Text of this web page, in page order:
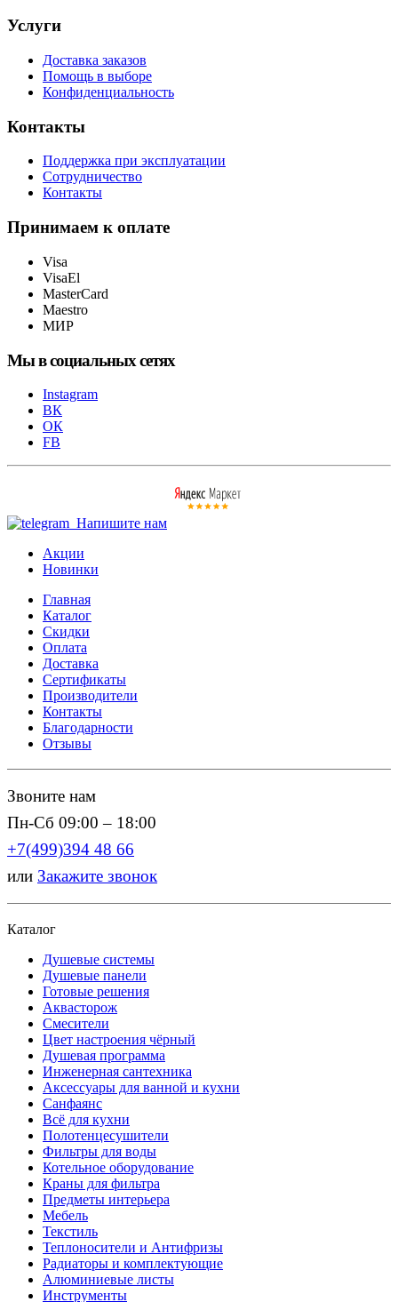
Услуги
Доставка заказов
Помощь в выборе
Конфиденциальность
Контакты
Поддержка при эксплуатации
Сотрудничество
Контакты
Принимаем к оплате
Visa
VisaEl
MasterCard
Maestro
МИР
Мы в социальных сетях
Instagram
ВК
ОК
FB
Напишите нам
Акции
Новинки
Главная
Каталог
Скидки
Оплата
Доставка
Сертификаты
Производители
Контакты
Благодарности
Отзывы
Звоните нам
Пн-Сб 09:00 – 18:00
+7(499)394 48 66
или Закажите звонок
Каталог
Душевые системы
Душевые панели
Готовые решения
Аквасторож
Смесители
Цвет настроения чёрный
Душевая программа
Инженерная сантехника
Аксессуары для ванной и кухни
Санфаянс
Всё для кухни
Полотенцесушители
Фильтры для воды
Котельное оборудование
Краны для фильтра
Предметы интерьера
Мебель
Текстиль
Теплоносители и Антифризы
Радиаторы и комплектующие
Алюминиевые листы
Инструменты